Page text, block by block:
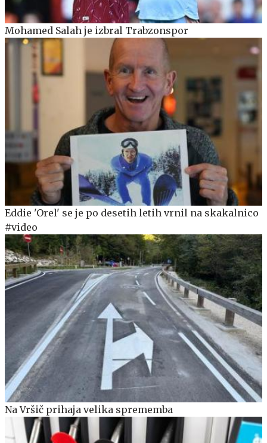
Mohamed Salah je izbral Trabzonspor
Eddie 'Orel' se je po desetih letih vrnil na skakalnico
#video
Na Vršič prihaja velika sprememba